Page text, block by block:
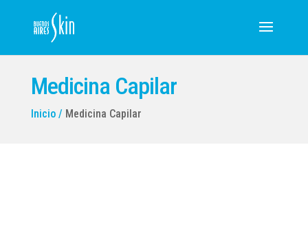
Medicina Capilar
Inicio / Medicina Capilar